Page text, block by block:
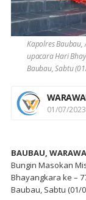
Kapolres Baubau,
upacara Hari Bhayangkara ke - 77 di
Baubau, Sabtu
01/07/2023
BAUBAU,
Bungin Masokan
Bhayangkara ke –
Baubau, Sabtu (01/